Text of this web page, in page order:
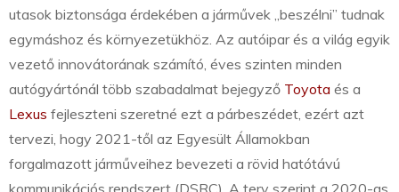
utasok biztonsága érdekében a járművek „beszélni” tudnak
egymáshoz és környezetükhöz. Az autóipar és a világ egyik
vezető innovátorának számító, éves szinten minden
autógyártónál több szabadalmat bejegyző Toyota és a
Lexus fejleszteni szeretné ezt a párbeszédet, ezért azt
tervezi, hogy 2021-től az Egyesült Államokban
forgalmazott járműveihez bevezeti a rövid hatótávú